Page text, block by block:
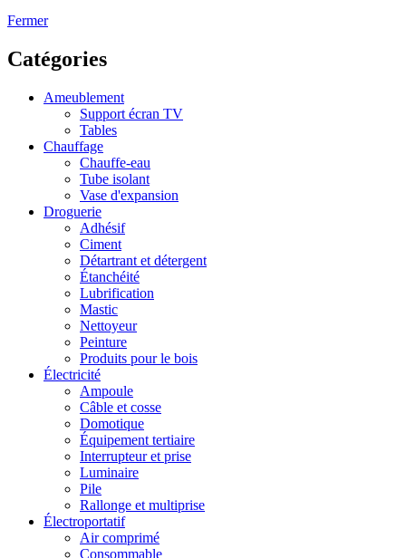
Fermer
Catégories
Ameublement
Support écran TV
Tables
Chauffage
Chauffe-eau
Tube isolant
Vase d'expansion
Droguerie
Adhésif
Ciment
Détartrant et détergent
Étanchéité
Lubrification
Mastic
Nettoyeur
Peinture
Produits pour le bois
Électricité
Ampoule
Câble et cosse
Domotique
Équipement tertiaire
Interrupteur et prise
Luminaire
Pile
Rallonge et multiprise
Électroportatif
Air comprimé
Consommable